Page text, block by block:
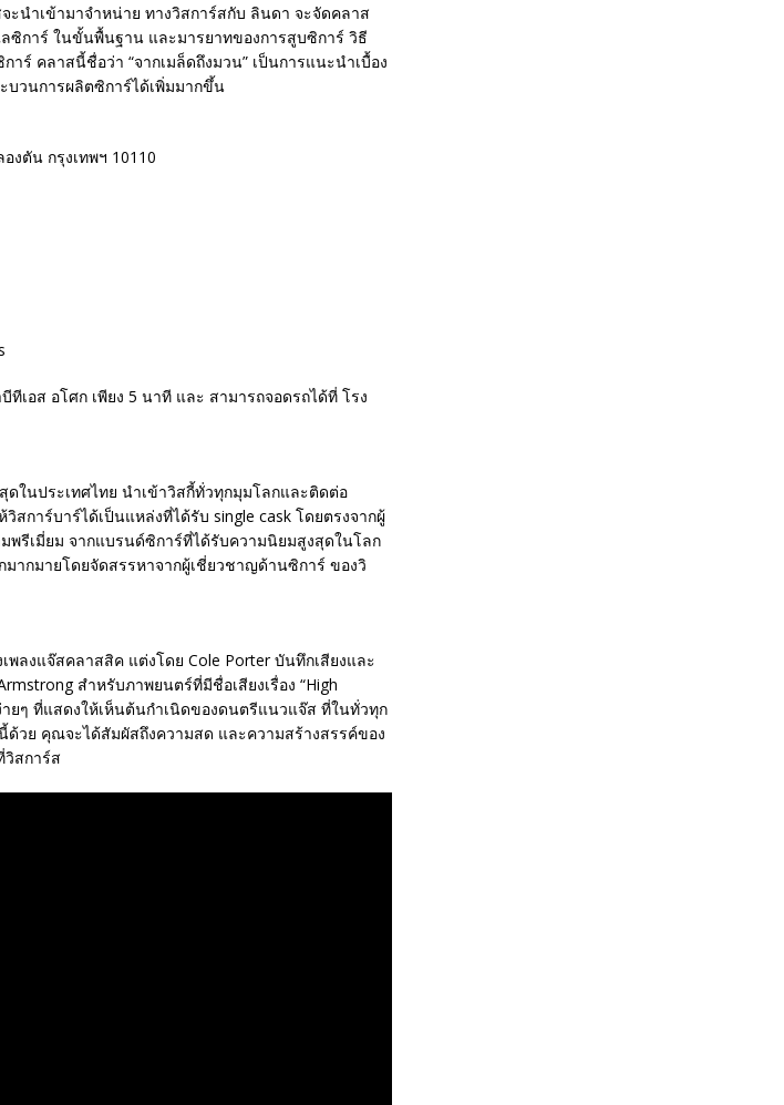
นำเข้ามาจำหน่าย ทางวิสการ์สกับ ลินดา จะจัดคลาส
ซิการ์ ในขั้นพื้นฐาน และมารยาทของการสูบซิการ์ วิธี
ร์ คลาสนี้ชื่อว่า “จากเมล็ดถึงมวน” เป็นการแนะนำเบื้อง
บวนการผลิตซิการ์ได้เพิ่มมากขึ้น
งตัน กรุงเทพฯ 10110
เอส อโศก เพียง 5 นาที และ สามารถจอดรถได้ที่ โรง
ในประเทศไทย นำเข้าวิสกี้ทั่วทุกมุมโลกและติดต่อ
สการ์บาร์ได้เป็นแหล่งที่ได้รับ single cask โดยตรงจากผู้
พรีเมี่ยม จากแบรนด์ซิการ์ที่ได้รับความนิยมสูงสุดในโลก
ากมายโดยจัดสรรหาจากผู้เชี่ยวชาญด้านซิการ์ ของวิ
ลงแจ๊สคลาสสิค แต่งโดย Cole Porter บันทึกเสียงและ
สำหรับภาพยนตร์ที่มีชื่อเสียงเรื่อง “High
ยๆ ที่แสดงให้เห็นต้นกำเนิดของดนตรีแนวแจ๊ส ที่ในทั่วทุก
ด้วย คุณจะได้สัมผัสถึงความสด และความสร้างสรรค์ของ
สการ์ส